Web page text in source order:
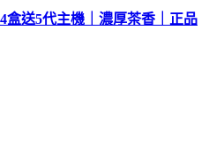
盒送5代主機｜濃厚茶香｜正品